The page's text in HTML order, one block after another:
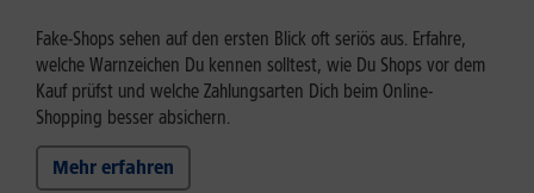
Fake-Shops sehen auf den ersten Blick oft seriös aus. Erfahre,
welche Warnzeichen Du kennen solltest, wie Du Shops vor dem
Kauf prüfst und welche Zahlungsarten Dich beim Online-
Shopping besser absichern.
Mehr erfahren